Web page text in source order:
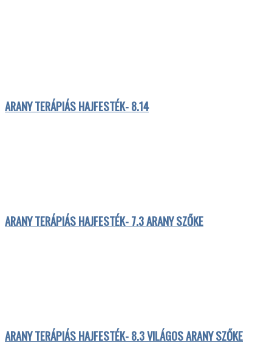
ARANY TERÁPIÁS HAJFESTÉK- 8.14
ARANY TERÁPIÁS HAJFESTÉK- 7.3 ARANY SZŐKE
ARANY TERÁPIÁS HAJFESTÉK- 8.3 VILÁGOS ARANY SZŐKE